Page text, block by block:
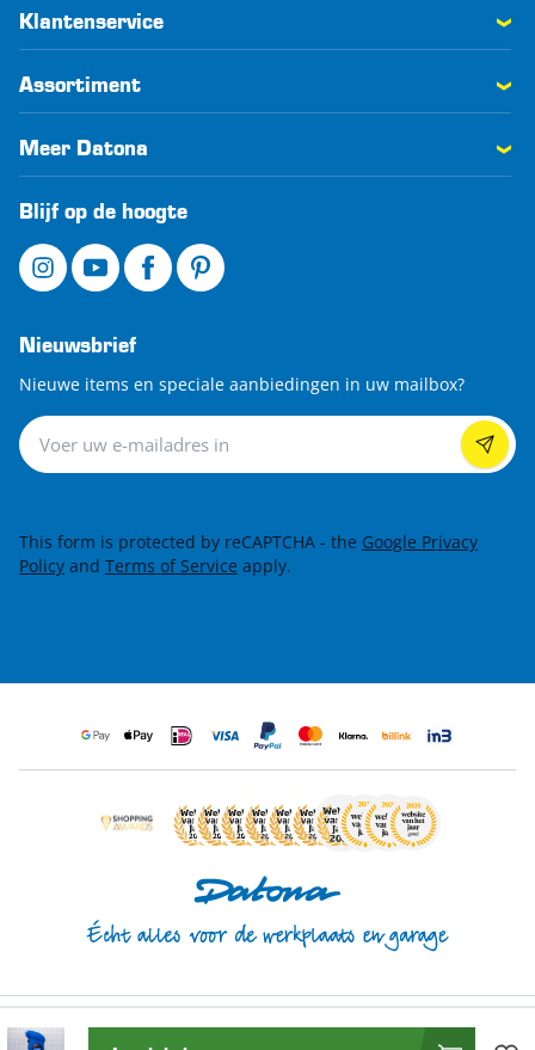
Klantenservice
Assortiment
Meer Datona
Blijf op de hoogte
Nieuwsbrief
Nieuwe items en speciale aanbiedingen in uw mailbox?
Nieuwsbrief
This form is protected by reCAPTCHA - the Google Privacy
Policy and Terms of Service apply.